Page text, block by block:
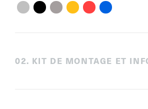
02. KIT DE MONTAGE ET